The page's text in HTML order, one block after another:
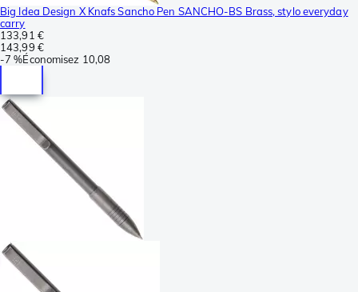
Big Idea Design X Knafs Sancho Pen SANCHO-BS Brass, stylo everyday
carry
133,91 €
143,99 €
-7 %Économisez 10,08